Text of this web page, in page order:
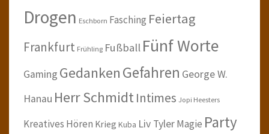
Drogen Eschborn Fasching Feiertag
Frankfurt Frühling Fußball Fünf Worte
Gaming GedankenGefahren George W.
Hanau Herr SchmidtIntimes Jopi Heesters
Kreatives Hören Krieg Kuba Liv TylerMagie Party